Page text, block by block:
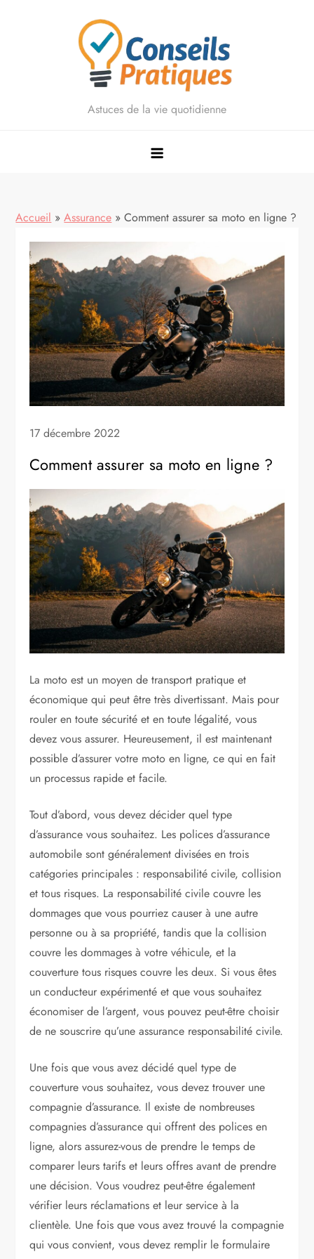
Astuces de la vie quotidienne
Accueil »Assurance »Comment assurer sa moto en ligne ?
17 décembre 2022
Comment assurer sa moto en ligne ?
La moto est un moyen de transport pratique et
économique qui peut être très divertissant. Mais pour
rouler en toute sécurité et en toute légalité, vous
devez vous assurer. Heureusement, il est maintenant
possible d’assurer votre moto en ligne, ce qui en fait
un processus rapide et facile.
Tout d’abord, vous devez décider quel type
d’assurance vous souhaitez. Les polices d’assurance
automobile sont généralement divisées en trois
catégories principales : responsabilité civile, collision
et tous risques. La responsabilité civile couvre les
dommages que vous pourriez causer à une autre
personne ou à sa propriété, tandis que la collision
couvre les dommages à votre véhicule, et la
couverture tous risques couvre les deux. Si vous êtes
un conducteur expérimenté et que vous souhaitez
économiser de l’argent, vous pouvez peut-être choisir
de ne souscrire qu’une assurance responsabilité civile.
Une fois que vous avez décidé quel type de
couverture vous souhaitez, vous devez trouver une
compagnie d’assurance. Il existe de nombreuses
compagnies d’assurance qui offrent des polices en
ligne, alors assurez-vous de prendre le temps de
comparer leurs tarifs et leurs offres avant de prendre
une décision. Vous voudrez peut-être également
vérifier leurs réclamations et leur service à la
clientèle. Une fois que vous avez trouvé la compagnie
qui vous convient, vous devez remplir le formulaire